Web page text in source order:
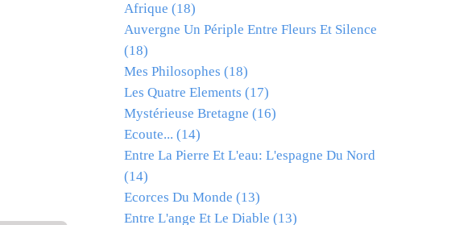
Afrique (18)
Auvergne Un Périple Entre Fleurs Et Silence
(18)
Mes Philosophes (18)
Les Quatre Elements (17)
Mystérieuse Bretagne (16)
Ecoute... (14)
Entre La Pierre Et L'eau: L'espagne Du Nord
(14)
Ecorces Du Monde (13)
Entre L'ange Et Le Diable (13)